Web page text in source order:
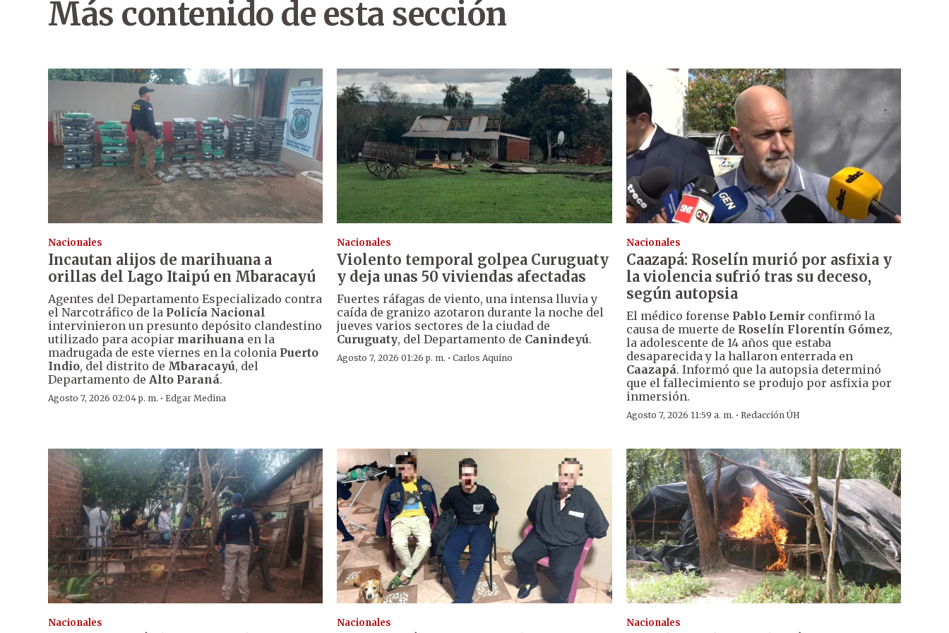
Más contenido de esta sección
Nacionales
Incautan alijos de marihuana a
orillas del Lago Itaipú en Mbaracayú
Agentes del Departamento Especializado contra
el Narcotráfico de la Policía Nacional
intervinieron un presunto depósito clandestino
utilizado para acopiar marihuana en la
madrugada de este viernes en la colonia Puerto
Indio, del distrito de Mbaracayú, del
Departamento de Alto Paraná.
Agosto 7, 2026 02:04 p. m. · Edgar Medina
Nacionales
Violento temporal golpea Curuguaty
y deja unas 50 viviendas afectadas
Fuertes ráfagas de viento, una intensa lluvia y
caída de granizo azotaron durante la noche del
jueves varios sectores de la ciudad de
Curuguaty, del Departamento de Canindeyú.
Agosto 7, 2026 01:26 p. m. ·Carlos Aquino
Nacionales
Caazapá: Roselín murió por asfixia y
la violencia sufrió tras su deceso,
según autopsia
El médico forense Pablo Lemirconfirmó la
causa de muerte de Roselín Florentín Gómez,
la adolescente de 14 años que estaba
desaparecida y la hallaron enterrada en
Caazapá. Informó que la autopsia determinó
que el fallecimiento se produjo por asfixia por
inmersión.
Agosto 7, 2026 11:59 a. m. · Redacción ÚH
Nacionales Nacionales Nacionales